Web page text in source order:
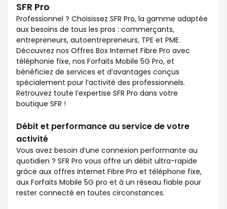
SFR Pro
Professionnel ? Choisissez SFR Pro, la gamme adaptée
aux besoins de tous les pros : commerçants,
entrepreneurs, autoentrepreneurs, TPE et PME.
Découvrez nos Offres Box Internet Fibre Pro avec
téléphonie fixe, nos Forfaits Mobile 5G Pro, et
bénéficiez de services et d’avantages conçus
spécialement pour l’activité des professionnels.
Retrouvez toute l’expertise SFR Pro dans votre
boutique SFR !
Débit et performance au service de votre
activité
Vous avez besoin d’une connexion performante au
quotidien ? SFR Pro vous offre un débit ultra-rapide
grâce aux offres Internet Fibre Pro et téléphone fixe,
aux Forfaits Mobile 5G pro et à un réseau fiable pour
rester connecté en toutes circonstances.